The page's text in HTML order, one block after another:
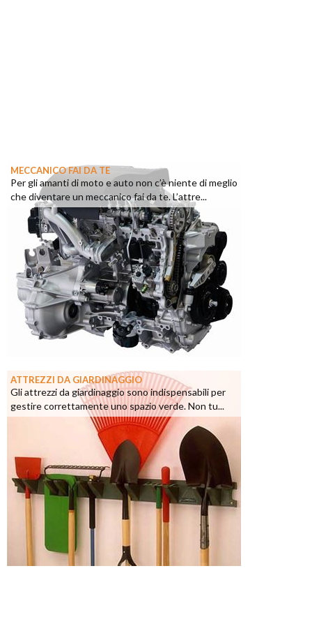
MECCANICO FAI DA TE
Per gli amanti di moto e auto non c’è niente di meglio
che diventare un meccanico fai da te. L’attre...
ATTREZZI DA GIARDINAGGIO
Gli attrezzi da giardinaggio sono indispensabili per
gestire correttamente uno spazio verde. Non tu...